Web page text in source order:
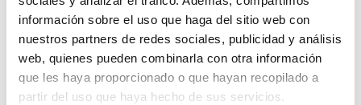
información sobre el uso que haga del sitio web con
nuestros partners de redes sociales, publicidad y análisis
web, quienes pueden combinarla con otra información
que les haya proporcionado o que hayan recopilado a
partir del uso que haya hecho de sus servicios.